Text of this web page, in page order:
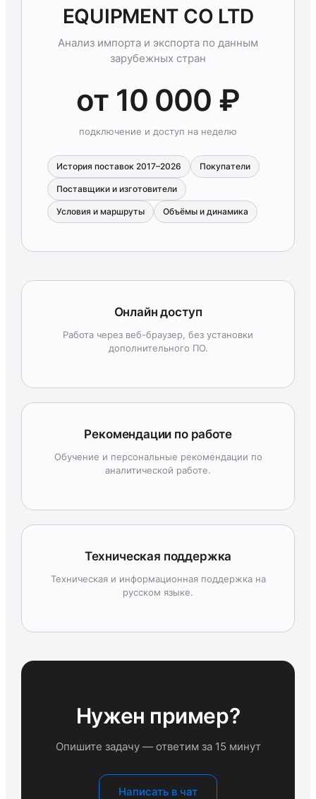
EQUIPMENT CO LTD
Анализ импорта и экспорта по данным
зарубежных стран
от 10 000 ₽
подключение и доступ на неделю
История поставок 2017–2026 Покупатели
Поставщики и изготовители
Условия и маршруты Объёмы и динамика
Онлайн доступ
Работа через веб-браузер, без установки
дополнительного ПО.
Рекомендации по работе
Обучение и персональные рекомендации по
аналитической работе.
Техническая поддержка
Техническая и информационная поддержка на
русском языке.
Нужен пример?
Опишите задачу — ответим за 15 минут
Написать в чат